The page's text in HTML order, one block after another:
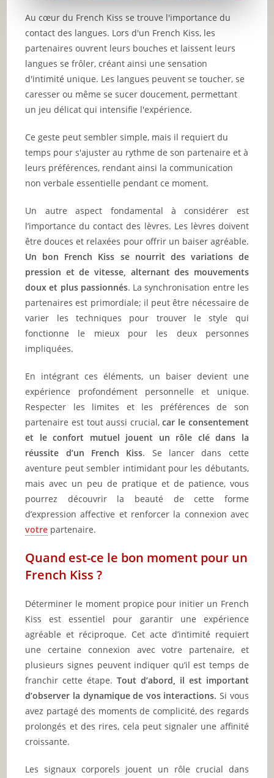
Au cœur du French Kiss se trouve l'importance du
contact des langues. Lors d'un French Kiss, les
partenaires ouvrent leurs bouches et laissent leurs
langues se frôler, créant ainsi une sensation
d'intimité unique. Les langues peuvent se toucher, se
caresser ou même se sucer doucement, permettant
un jeu délicat qui intensifie l'expérience.
Ce geste peut sembler simple, mais il requiert du
temps pour s'ajuster au rythme de son partenaire et à
leurs préférences, rendant ainsi la communication
non verbale essentielle pendant ce moment.
Un autre aspect fondamental à considérer est
l’importance du contact des lèvres. Les lèvres doivent
être douces et relaxées pour offrir un baiser agréable.
Un bon French Kiss se nourrit des variations de
pression et de vitesse, alternant des mouvements
doux et plus passionnés. La synchronisation entre les
partenaires est primordiale; il peut être nécessaire de
varier les techniques pour trouver le style qui
fonctionne le mieux pour les deux personnes
impliquées.
En intégrant ces éléments, un baiser devient une
expérience profondément personnelle et unique.
Respecter les limites et les préférences de son
partenaire est tout aussi crucial,car le consentement
et le confort mutuel jouent un rôle clé dans la
réussite d’un French Kiss. Se lancer dans cette
aventure peut sembler intimidant pour les débutants,
mais avec un peu de pratique et de patience, vous
pourrez découvrir la beauté de cette forme
d’expression affective et renforcer la connexion avec
votre partenaire.
Quand est-ce le bon moment pour un
French Kiss ?
Déterminer le moment propice pour initier un French
Kiss est essentiel pour garantir une expérience
agréable et réciproque. Cet acte d’intimité requiert
une certaine connexion avec votre partenaire, et
plusieurs signes peuvent indiquer qu’il est temps de
franchir cette étape.Tout d’abord, il est important
d’observer la dynamique de vos interactions. Si vous
avez partagé des moments de complicité, des regards
prolongés et des rires, cela peut signaler une affinité
croissante.
Les signaux corporels jouent un rôle crucial dans